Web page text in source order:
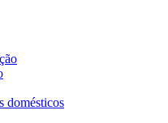
domésticos